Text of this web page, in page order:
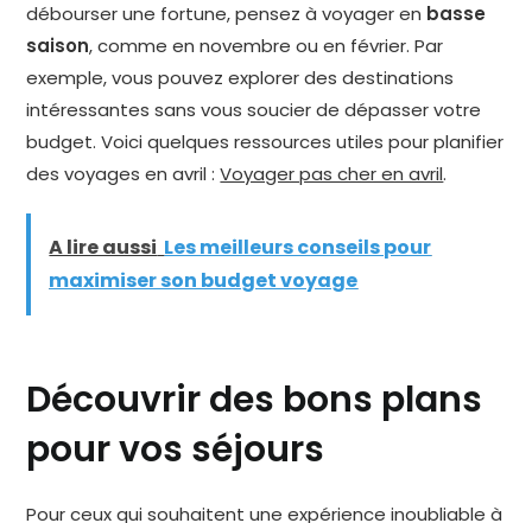
débourser une fortune, pensez à voyager en basse
saison, comme en novembre ou en février. Par
exemple, vous pouvez explorer des destinations
intéressantes sans vous soucier de dépasser votre
budget. Voici quelques ressources utiles pour planifier
des voyages en avril :Voyager pas cher en avril.
A lire aussi Les meilleurs conseils pour
maximiser son budget voyage
Découvrir des bons plans
pour vos séjours
Pour ceux qui souhaitent une expérience inoubliable à